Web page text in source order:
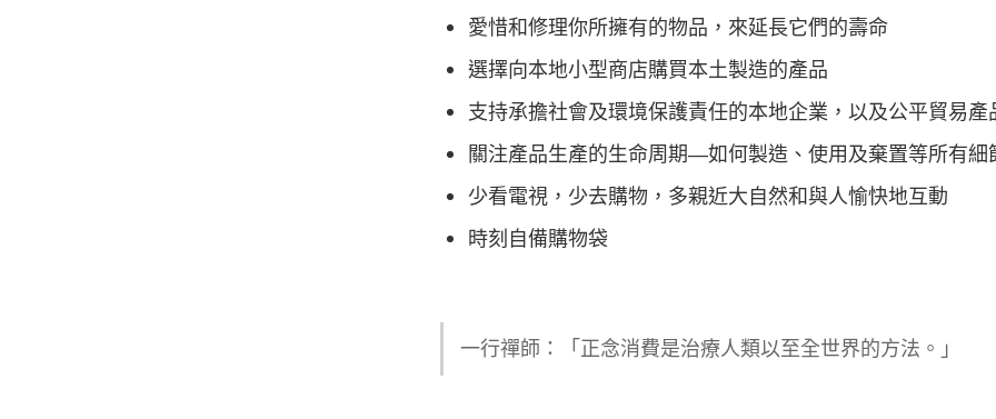
愛惜和修理你所擁有的物品，來延長它們的壽命
選擇向本地小型商店購買本土製造的產品
支持承擔社會及環境保護責任的本地企業，以及公平貿易產
關注產品生產的生命周期—如何製造、使用及棄置等所有細
少看電視，少去購物，多親近大自然和與人愉快地互動
時刻自備購物袋
一行禪師：「正念消費是治療人類以至全世界的方法。」